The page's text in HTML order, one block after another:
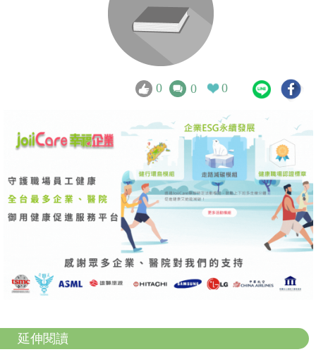
0 0 0
延伸閱讀